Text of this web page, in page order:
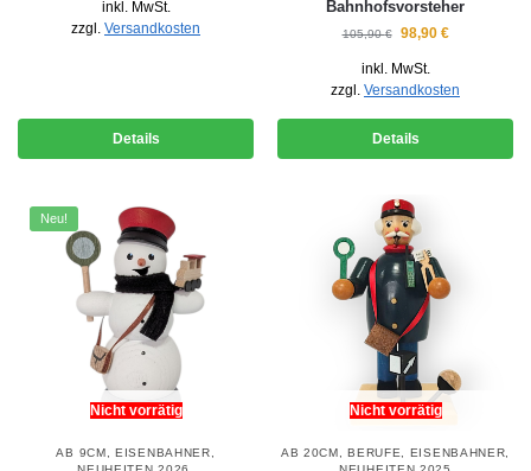
inkl. MwSt.
zzgl. Versandkosten
Details
Bahnhofsvorsteher
105,90€ 98,90 €
inkl. MwSt.
zzgl. Versandkosten
Details
Neu!
Nicht vorrätig
AB 9CM ,EISENBAHNER
Nicht vorrätig
AB 20CM ,BERUFE EISENBAHNER